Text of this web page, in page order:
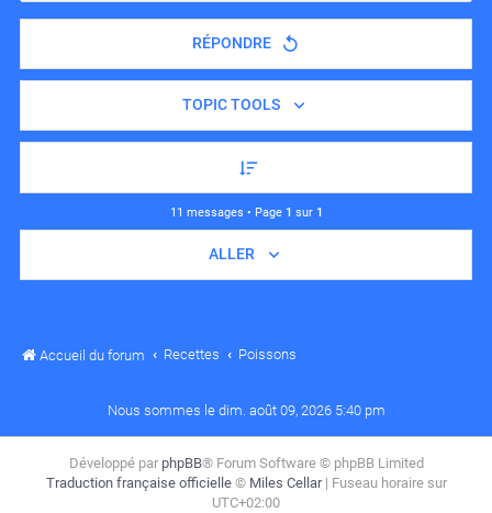
RÉPONDRE
TOPIC TOOLS
11 messages • Page 1 sur 1
ALLER
Accueil du forum Recettes Poissons
Nous sommes le dim. août 09, 2026 5:40 pm
Développé par phpBB® Forum Software © phpBB Limited
Traduction française officielle© Miles Cellar | Fuseau horaire sur
UTC+02:00